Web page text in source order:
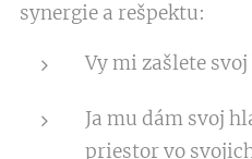
synergie a rešpektu:
Vy mi zašlete
Ja mu dám svoj
priestor vo